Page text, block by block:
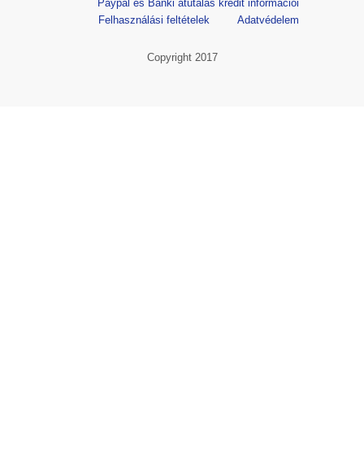
Paypal és Banki átutalás kredit információi
Felhasználási feltételek
Adatvédelem
Copyright 2017